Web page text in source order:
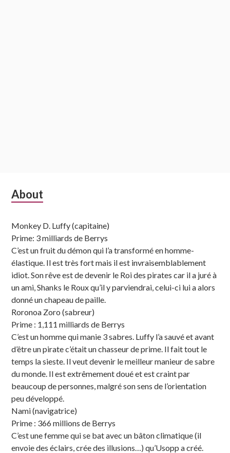
Subsidiary
About
Monkey D. Luffy (capitaine)
Prime: 3 milliards de Berrys
C’est un fruit du démon qui l’a transformé en homme-
élastique. Il est très fort mais il est invraisemblablement
idiot. Son rêve est de devenir le Roi des pirates car il a juré à
un ami, Shanks le Roux qu’il y parviendrai, celui-ci lui a alors
donné un chapeau de paille.
Roronoa Zoro (sabreur)
Prime : 1,111 milliards de Berrys
C’est un homme qui manie 3 sabres. Luffy l’a sauvé et avant
d’être un pirate c’était un chasseur de prime. Il fait tout le
temps la sieste. Il veut devenir le meilleur manieur de sabre
du monde. Il est extrêmement doué et est craint par
beaucoup de personnes, malgré son sens de l’orientation
peu développé.
Nami (navigatrice)
Prime : 366 millions de Berrys
C’est une femme qui se bat avec un bâton climatique (il
envoie des éclairs, crée des illusions…) qu’Usopp a créé.